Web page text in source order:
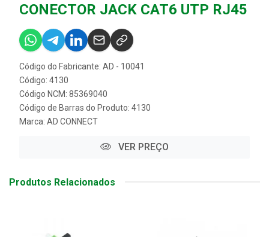
CONECTOR JACK CAT6 UTP RJ45
Código do Fabricante: AD - 10041
Código: 4130
Código NCM: 85369040
Código de Barras do Produto: 4130
Marca: AD CONNECT
VER PREÇO
Produtos Relacionados